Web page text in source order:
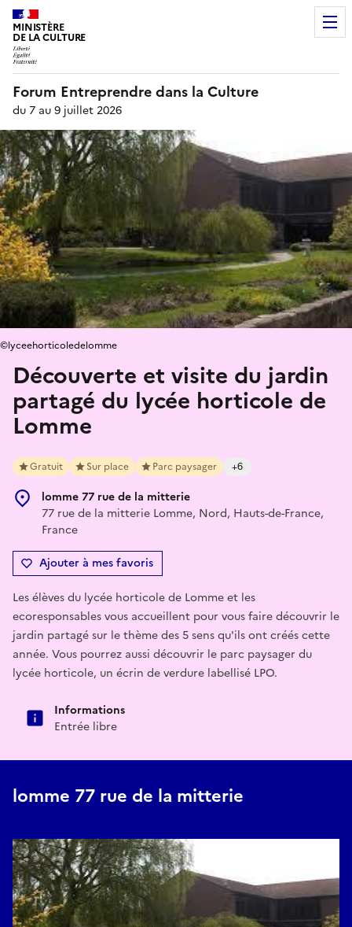
MINISTÈRE
DE LA CULTURE
Forum Entreprendre dans la Culture
du 7 au 9 juillet 2026
Découverte et visite du jardin
partagé du lycée horticole de
Lomme
Gratuit Sur place Parc paysager +6
lomme 77 rue de la mitterie
77 rue de la mitterie Lomme, Nord, Hauts-de-France,
France
Ajouter à mes favoris
©lyceehorticoledelomme
Les élèves du lycée horticole de Lomme et les
ecoresponsables vous accueillent pour vous faire découvrir le
jardin partagé sur le thème des 5 sens qu'ils ont créés cette
année. Vous pourrez aussi découvrir le parc paysager du
lycée horticole, un écrin de verdure labellisé LPO.
Informations
Entrée libre
lomme 77 rue de la mitterie